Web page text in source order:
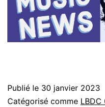
Publié le 30 janvier 2023
Catégorisé comme